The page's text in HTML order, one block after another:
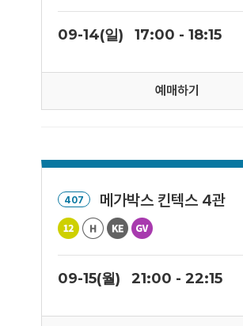
09-14(일) 17:00 - 18:15
예매하기
407 메가박스 킨텍스 4관
09-15(월) 21:00 - 22:15